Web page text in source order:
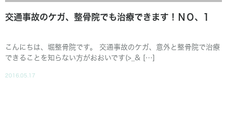
交通事故のケガ、整骨院でも治療できます！ＮＯ、1
こんにちは、堀整骨院です。 交通事故のケガ、意外と整骨院で治療
できることを知らない方がおおいです(>_& […]
2016.05.17